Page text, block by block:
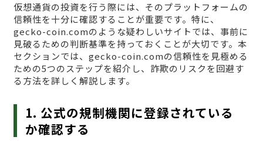
仮想通貨の投資を行う際には、そのプラットフォームの
信頼性を十分に確認することが重要です。特に、
gecko-coin.comのような疑わしいサイトでは、事前に
見破るための判断基準を持っておくことが大切です。本
セクションでは、gecko-coin.comの信頼性を見極める
ための5つのステップを紹介し、詐欺のリスクを回避す
る方法を詳しく解説します。
1. 公式の規制機関に登録されている
か確認する